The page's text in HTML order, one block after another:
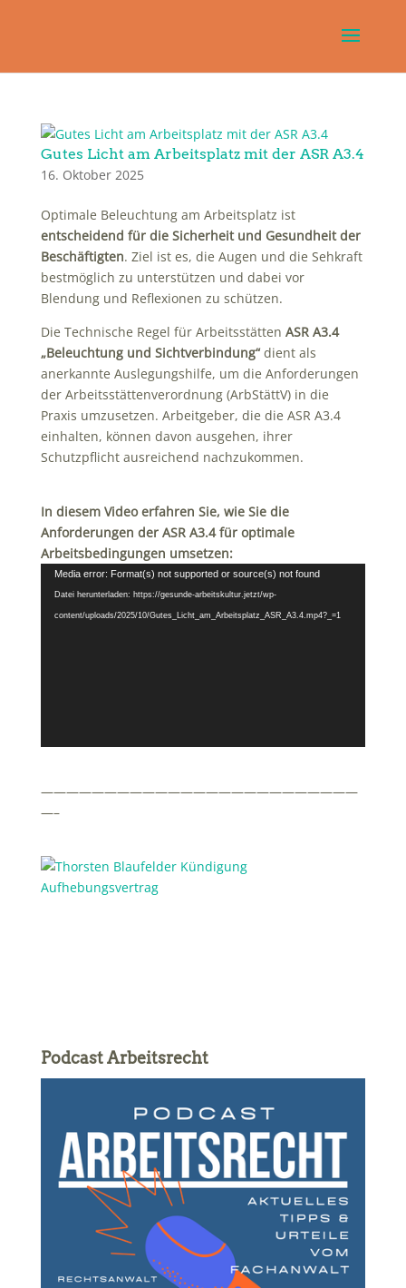
Gutes Licht am Arbeitsplatz mit der ASR A3.4
16. Oktober 2025
Optimale Beleuchtung am Arbeitsplatz ist
entscheidend für die Sicherheit und Gesundheit der
Beschäftigten. Ziel ist es, die Augen und die Sehkraft
bestmöglich zu unterstützen und dabei vor
Blendung und Reflexionen zu schützen.
Die Technische Regel für Arbeitsstätten ASR A3.4
„Beleuchtung und Sichtverbindung“dient als
anerkannte Auslegungshilfe, um die Anforderungen
der Arbeitsstättenverordnung (ArbStättV) in die
Praxis umzusetzen. Arbeitgeber, die die ASR A3.4
einhalten, können davon ausgehen, ihrer
Schutzpflicht ausreichend nachzukommen.
In diesem Video erfahren Sie, wie Sie die
Anforderungen der ASR A3.4 für optimale
Arbeitsbedingungen umsetzen:
Video-
Player
Media error: Format(s) not supported or source(s) not found
Datei herunterladen: https://gesunde-arbeitskultur.jetzt/wp-
content/uploads/2025/10/Gutes_Licht_am_Arbeitsplatz_ASR_A3.4.mp4?_=1
—————————————————————————
—–
Podcast Arbeitsrecht